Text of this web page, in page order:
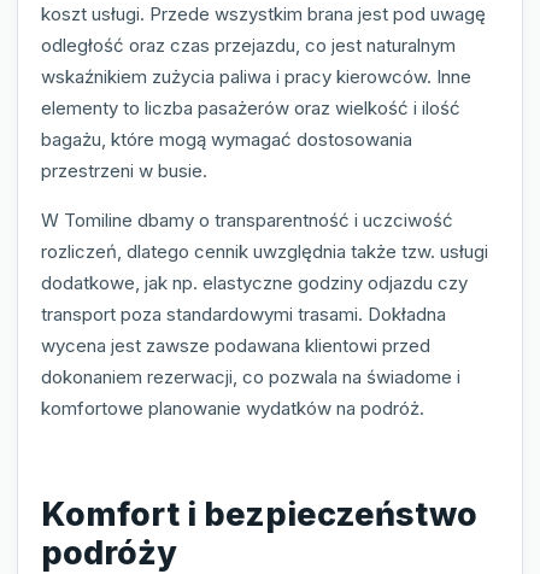
koszt usługi. Przede wszystkim brana jest pod uwagę
odległość oraz czas przejazdu, co jest naturalnym
wskaźnikiem zużycia paliwa i pracy kierowców. Inne
elementy to liczba pasażerów oraz wielkość i ilość
bagażu, które mogą wymagać dostosowania
przestrzeni w busie.
W Tomiline dbamy o transparentność i uczciwość
rozliczeń, dlatego cennik uwzględnia także tzw. usługi
dodatkowe, jak np. elastyczne godziny odjazdu czy
transport poza standardowymi trasami. Dokładna
wycena jest zawsze podawana klientowi przed
dokonaniem rezerwacji, co pozwala na świadome i
komfortowe planowanie wydatków na podróż.
Komfort i bezpieczeństwo
podróży